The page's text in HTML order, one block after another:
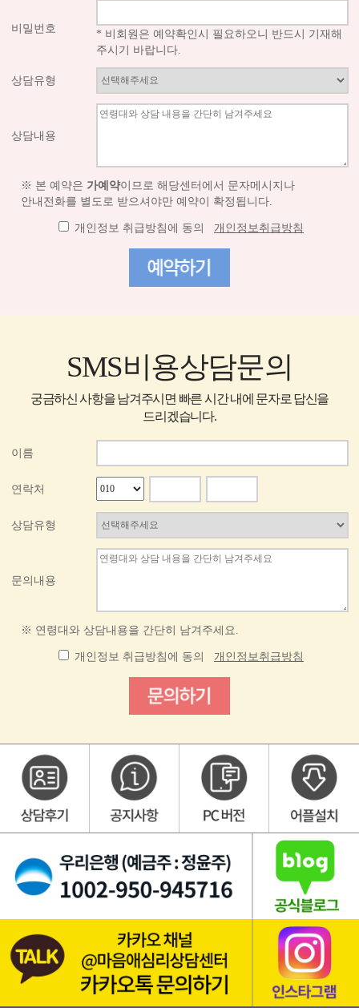
비밀번호
* 비회원은 예약확인시 필요하오니 반드시 기재해
주시기 바랍니다.
상담유형
상담내용
※ 본 예약은 가예약이므로 해당센터에서 문자메시지나
안내전화를 별도로 받으셔야만 예약이 확정됩니다.
개인정보 취급방침에 동의 개인정보취급방침
SMS비용상담문의
궁금하신 사항을 남겨주시면 빠른 시간 내에 문자로 답신을
드리겠습니다.
이름
연락처
상담유형
문의내용
※ 연령대와 상담내용을 간단히 남겨주세요.
개인정보 취급방침에 동의 개인정보취급방침